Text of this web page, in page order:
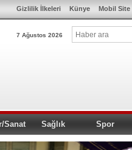
Mobil Site
Künye
Gizlilik İlkeleri
7 Ağustos 2026
Sanat Sağlık Spor